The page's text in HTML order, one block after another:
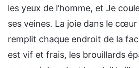
les yeux de l’homme, et Je
ses veines. La joie dans le cœur
remplit chaque endroit de la
est vif et frais, les brouillards